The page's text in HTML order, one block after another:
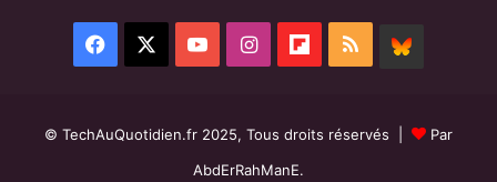
Facebook YouTubeInstagramFlipboard
RSS
© TechAuQuotidien.fr 2025, Tous droits réservés |
Par
AbdErRahManE.